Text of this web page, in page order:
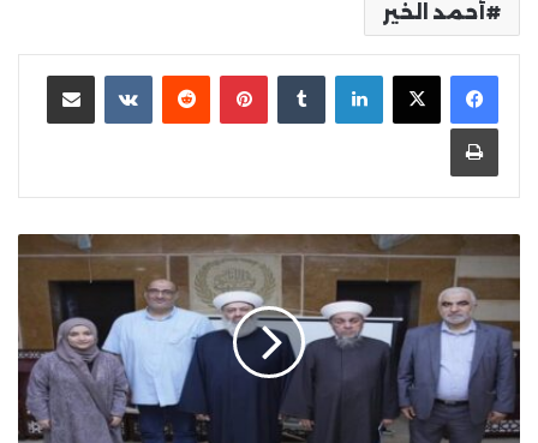
أحمد الخير
لينكدإن بينتيريست مشاركة عبر البريد
طباعة